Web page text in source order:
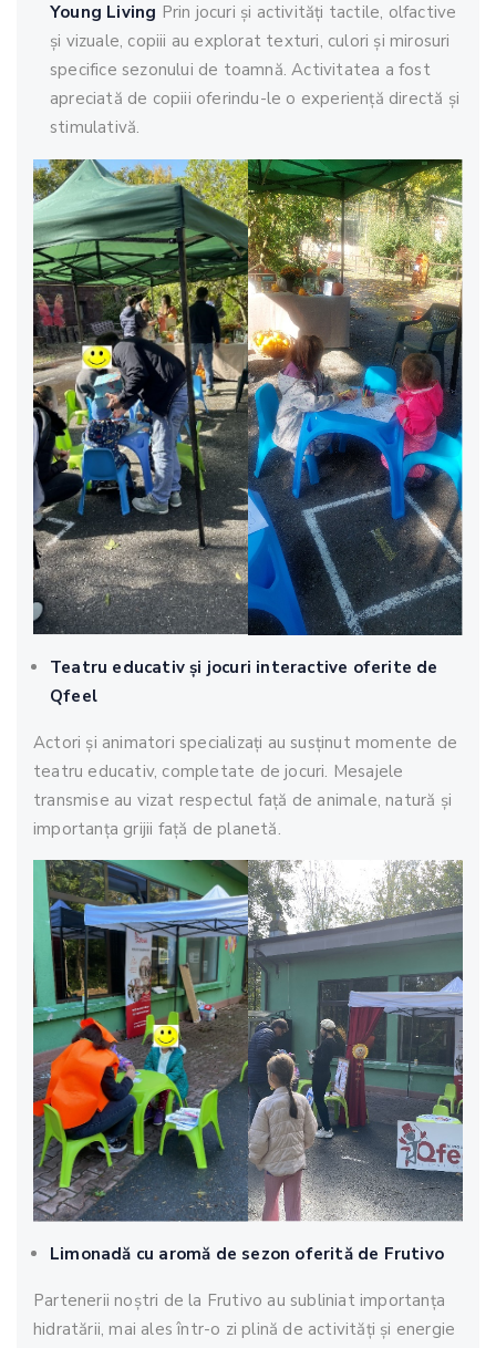
Young Living Prin jocuri și activități tactile, olfactive
și vizuale, copiii au explorat texturi, culori și mirosuri
specifice sezonului de toamnă. Activitatea a fost
apreciată de copiii oferindu-le o experiență directă și
stimulativă.
Teatru educativ și jocuri interactive oferite de
Qfeel
Actori și animatori specializați au susținut momente de
teatru educativ, completate de jocuri. Mesajele
transmise au vizat respectul față de animale, natură și
importanța grijii față de planetă.
Limonadă cu aromă de sezon oferită de Frutivo
Partenerii noștri de la Frutivo au subliniat importanța
hidratării, mai ales într-o zi plină de activități și energie